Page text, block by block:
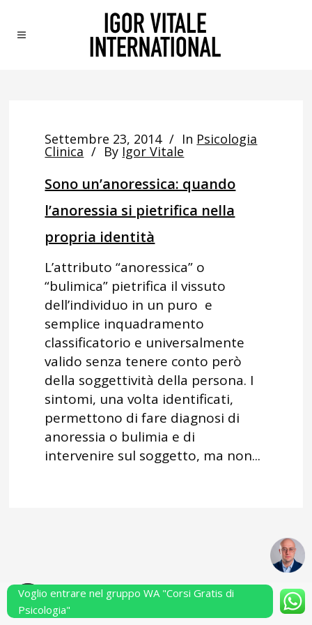
Settembre 23, 2014 In Psicologia
Clinica By Igor Vitale
Sono un’anoressica: quando
l’anoressia si pietrifica nella
propria identità
L’attributo “anoressica” o
“bulimica” pietrifica il vissuto
dell’individuo in un puro e
semplice inquadramento
classificatorio e universalmente
valido senza tenere conto però
della soggettività della persona. I
sintomi, una volta identificati,
permettono di fare diagnosi di
anoressia o bulimia e di
intervenire sul soggetto, ma non...
Powered by Performarsi S.a.s.
Voglio entrare nel gruppo WA "Corsi Gratis di
Psicologia"